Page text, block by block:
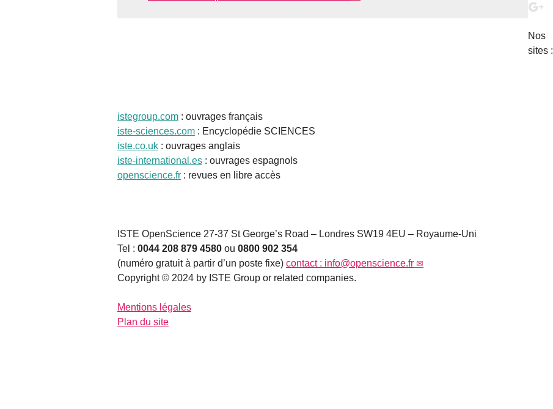
Nos
sites :
istegroup.com : ouvrages français
iste-sciences.com : Encyclopédie SCIENCES
iste.co.uk : ouvrages anglais
iste-international.es : ouvrages espagnols
openscience.fr : revues en libre accès
ISTE OpenScience 27-37 St George’s Road – Londres SW19 4EU – Royaume-Uni
Tel : 0044 208 879 4580 ou 0800 902 354
(numéro gratuit à partir d’un poste fixe) contact : info@openscience.fr
Copyright © 2024 by ISTE Group or related companies.
Mentions légales
Plan du site